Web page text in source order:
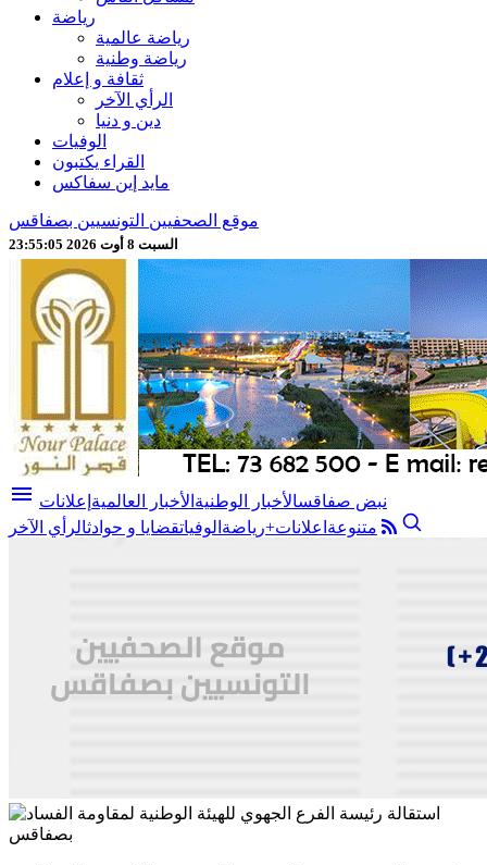
رياضة
رياضة عالمية
رياضة وطنية
ثقافة و إعلام
الرأي الآخر
دين و دنيا
الوفيات
القراء يكتبون
مايد إين سفاكس
موقع الصحفيين التونسيين بصفاقس
السبت 8 أوت 2026 23:55:07
menu نبض صفاقسالأخبار الوطنية الأخبار العالمية إعلانات
متنوعة اعلانات+رياضة الوفياتقضايا و حوادثالرأي الآخر